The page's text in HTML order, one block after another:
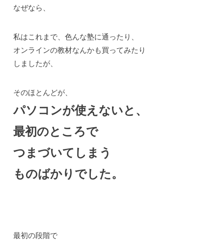
なぜなら、
私はこれまで、色んな塾に通ったり、
オンラインの教材なんかも買ってみたり
しましたが、
そのほとんどが、
パソコンが使えないと、
最初のところで
つまづいてしまう
ものばかりでした。
最初の段階で